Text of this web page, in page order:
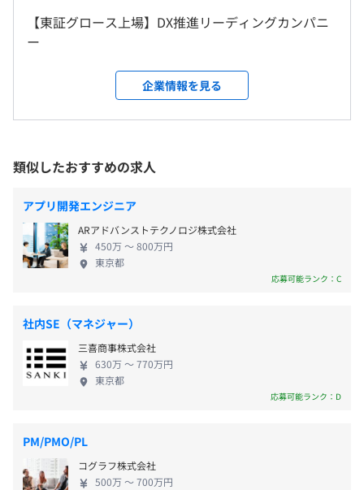
・TV局の選挙特番のデータ管理システム開発
・ラジオ放送局向けアプリの開発
み抜粋、順不同）
- スプレッドシートによる CPU 利用率などの性能データ
監視
- AWS 合格塾
- ちょっとの工夫でできるUI/UX改善
- サーバサイドTypeScriptを導入した話
- 「天下三分の計」から学ぶテスト自動化戦略
- Packet Tracer によるネットワーク入門
- AI について（入門）
いろいろなクライアント企業に常駐しているエンジニア
「私、最近こんな技術が熱いんです！」と発表・共有する
場を
自主的に設けて拡げてどんどん開いていきます。
本社、取引先オフィス、およびリモートワーク実施場所
受動喫煙防止措置に関する事項
屋内原則禁煙（喫煙室あり）
完全週休2日制（土日）、祝日、年末年始休暇（年間4日
日）、勤務調整休暇、有給休暇（初年度は入社半年で10
日付与）、特別休暇（入社初日から使える予備休暇を3日
付与）、結婚休暇（5日間）、産前産後休暇、育児休暇
後パパ育休）、妻の出産休暇（3日間）、子の結婚休暇
（1日）、勤続表彰（入社5年・10年でアニバーサリー休
暇3日付与）
リモートワークによる在宅手当（全社員一律支給/月3,000
ど）、累進型子ども手当（第1子：1万円、第2子：2万
円、第3子：3万円…と累進型※実績として子ども4人・月
10万円の支給実績あり）、年末家族ギフト制度（会社か
らご家族へ1万5,000円分のお食事券と代表からの手紙を
年1回プレゼント）、社員紹介制度（紹介者に紹介お礼金
【東証グロース上場】DX推進リーディングカンパニ
ー
企業情報を見る
類似したおすすめの求人
アプリ開発エンジニア
ARアドバンストテクノロジ株式会社
450万 〜 800万円
東京都
応募可能ランク：C
社内SE（マネジャー）
三喜商事株式会社
630万 〜 770万円
東京都
応募可能ランク：D
PM/PMO/PL
コグラフ株式会社
500万 〜 700万円